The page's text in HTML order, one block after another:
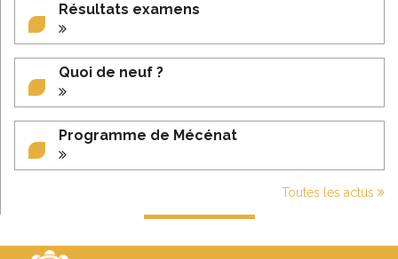
Résultats examens
Quoi de neuf ?
Programme de Mécénat
Toutes les actus